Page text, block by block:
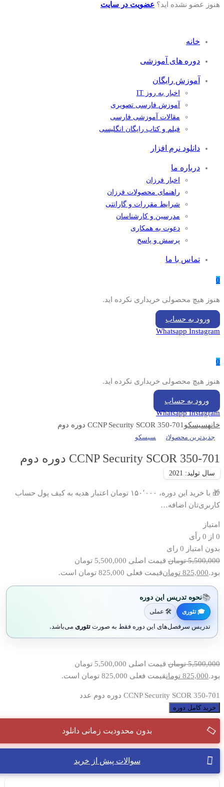
هنوز عضو نشده اید؟ عضویت در سایت
خانه
دوره های آموزشی
آموزش رایگان
اخبار به روز IT
آموزش فارسی تصویری
مقالات آموزشی فارسی
فیلم و کتاب رایگان انگلیسی
دانلود نرم افزار
درباره ما
اخبار فرزان
راهنمای محصولات فرزان
شرایط مقررات و گارانتی
مدرسین و کارشناسان
دعوت به همکاری
پرسش و پاسخ
تماس با ما
0
هنوز هیچ محصولی خریداری نکرده اید.
ورود به حساب
Whatsapp Instagram
0
هنوز هیچ محصولی خریداری نکرده اید.
ورود به حساب
Whatsapp Instagram
خانهسیسکو CCNP Security SCOR 350-701 دوره دوم
جدیدترین محصولات سیسکو
CCNP Security SCOR 350-701 دوره دوم
🎁 با خرید این دوره، ۱۵۰٬۰۰۰ تومان اعتبار هدیه به کیف پول حساب
کاربری‌تان اضافه…
امتیاز
0 از 0 رأی
بدون امتیاز 0 رای
5,500,000 تومان
قیمت اصلی 5,500,000 تومان
بود.825,000 تومانقیمت فعلی 825,000 تومان است.
📚نحوه تدریس این دوره
🎓 تئوری 🛠 عملی
تدریس سرفصل‌های این دوره فقط به صورتتئوری می‌باشد.
5,500,000 تومان
قیمت اصلی 5,500,000 تومان
بود.825,000 تومانقیمت فعلی 825,000 تومان است.
CCNP Security SCOR 350-701 دوره دوم عدد
خرید کامل دوره
بدون محدودیت زمانی دانلود
سوالات پیش از خرید